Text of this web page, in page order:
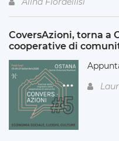
CoversAzioni, torna a
cooperative di